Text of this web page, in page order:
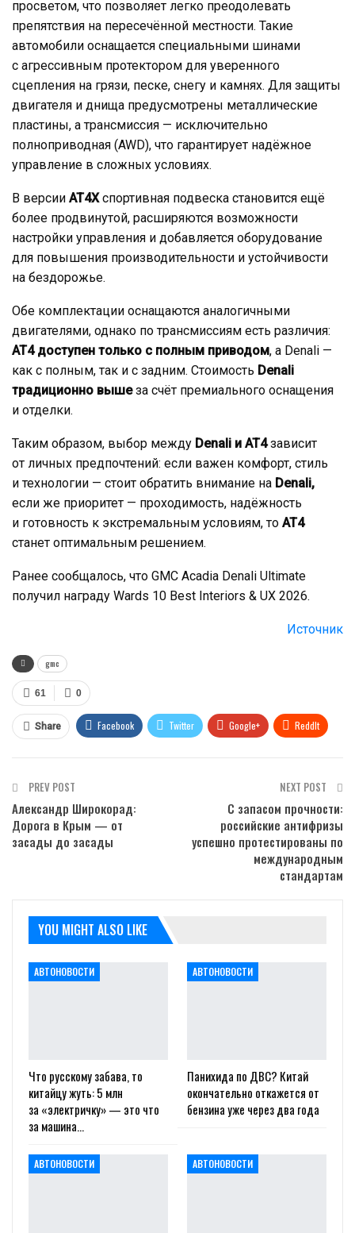
просветом, что позволяет легко преодолевать
препятствия на пересечённой местности. Такие
автомобили оснащается специальными шинами
с агрессивным протектором для уверенного
сцепления на грязи, песке, снегу и камнях. Для защиты
двигателя и днища предусмотрены металлические
пластины, а трансмиссия — исключительно
полноприводная (AWD), что гарантирует надёжное
управление в сложных условиях.
В версии AT4Xспортивная подвеска становится ещё
более продвинутой, расширяются возможности
настройки управления и добавляется оборудование
для повышения производительности и устойчивости
на бездорожье.
Обе комплектации оснащаются аналогичными
двигателями, однако по трансмиссиям есть различия:
AT4 доступен только с полным приводом, а Denali —
как с полным, так и с задним. Стоимость Denali
традиционно вышеза счёт премиального оснащения
и отделки.
Таким образом, выбор между Denali и AT4зависит
от личных предпочтений: если важен комфорт, стиль
и технологии — стоит обратить внимание на Denali,
если же приоритет — проходимость, надёжность
и готовность к экстремальным условиям, то AT4
станет оптимальным решением.
Ранее сообщалось, что GMC Acadia Denali Ultimate
получил награду Wards 10 Best Interiors & UX 2026.
Источник
gmc
0
61
Share Facebook Twitter Google+ ReddIt
PREV POST
Александр Широкорад:
Дорога в Крым — от
засады до засады
NEXT POST
С запасом прочности:
российские антифризы
успешно протестированы по
международным
стандартам
YOU MIGHT ALSO LIKE
АВТОНОВОСТИ
Что русскому забава, то
китайцу жуть: 5 млн
за «электричку» — это что
за машина…
АВТОНОВОСТИ
Панихида по ДВС? Китай
окончательно откажется от
бензина уже через два года
АВТОНОВОСТИ АВТОНОВОСТИ